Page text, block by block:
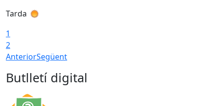
Tarda
1
2
AnteriorSegüent
Butlletí digital